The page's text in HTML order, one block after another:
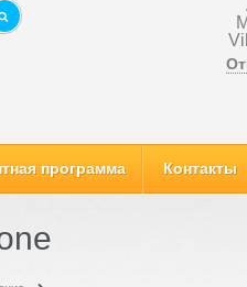
программа Контакты